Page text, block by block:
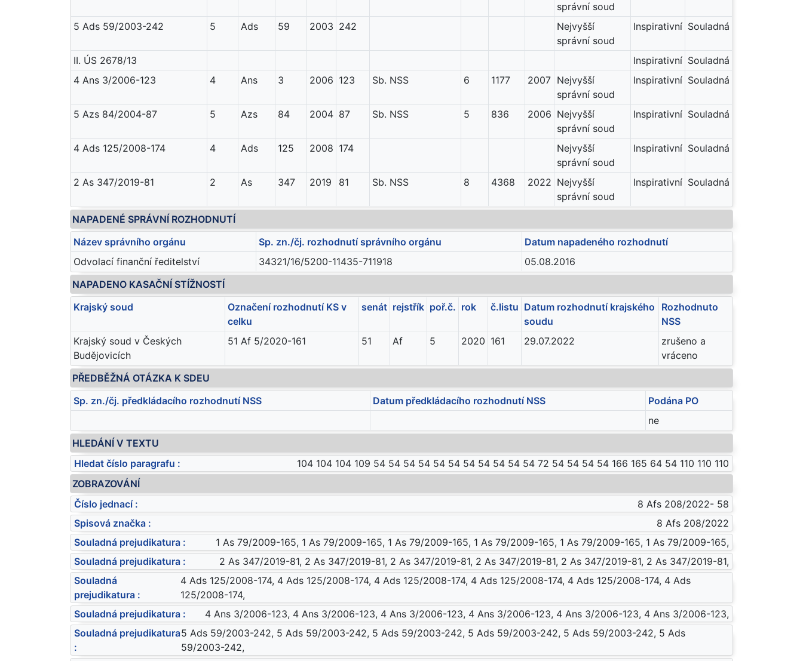
správní soud
5 Ads 59/2003-242 5 Ads 59 2003 242
Nejvyšší
správní soud
Inspirativní Souladná
II. ÚS 2678/13 Inspirativní Souladná
4 Ans 3/2006-123
4 Ans 3 2006 123 Sb. NSS 6 1177 2007 Nejvyšší
správní soud
Inspirativní Souladná
5 Azs 84/2004-87 5 Azs 84 2004 87 Sb. NSS 5 836 2006 Nejvyšší
správní soud
Inspirativní Souladná
4 Ads 125/2008-174 4 Ads 125 2008 174
Nejvyšší
správní soud
Inspirativní Souladná
2 As 347/2019-81 2 As 347 2019 81 Sb. NSS 8 4368 2022 Nejvyšší
správní soud
Inspirativní Souladná
NAPADENÉ SPRÁVNÍ ROZHODNUTÍ
Název správního orgánu
Sp. zn./čj. rozhodnutí správního orgánu
Datum napadeného rozhodnutí
Odvolací finanční ředitelství
34321/16/5200-11435-711918
05.08.2016
NAPADENO KASAČNÍ STÍŽNOSTÍ
Krajský soud
Označení rozhodnutí KS v
celku
senát rejstřík poř.č. rok č.listu Datum rozhodnutí krajského
soudu
Rozhodnuto
NSS
Krajský soud v Českých
Budějovicích
51 Af 5/2020-161 51 Af 5 2020 161 29.07.2022
zrušeno a
vráceno
PŘEDBĚŽNÁ OTÁZKA K SDEU
Sp. zn./čj. předkládacího rozhodnutí NSS
Datum předkládacího rozhodnutí NSS
Podána PO
ne
HLEDÁNÍ V TEXTU
Hledat číslo paragrafu :
104 104 104 109 54 54 54 54 54 54 54 54 54 54 54 72 54 54 54 54 166 165 64 54 110 110 110
ZOBRAZOVÁNÍ
Číslo jednací :
8 Afs 208/2022- 58
Spisová značka :
8 Afs 208/2022
Souladná prejudikatura :
1 As 79/2009-165, 1 As 79/2009-165, 1 As 79/2009-165, 1 As 79/2009-165, 1 As 79/2009-165, 1 As 79/2009-165,
Souladná prejudikatura :
2 As 347/2019-81, 2 As 347/2019-81, 2 As 347/2019-81, 2 As 347/2019-81, 2 As 347/2019-81, 2 As 347/2019-81,
Souladná
prejudikatura :
4 Ads 125/2008-174, 4 Ads 125/2008-174, 4 Ads 125/2008-174, 4 Ads 125/2008-174, 4 Ads 125/2008-174, 4 Ads
125/2008-174,
Souladná prejudikatura :
4 Ans 3/2006-123, 4 Ans 3/2006-123, 4 Ans 3/2006-123, 4 Ans 3/2006-123, 4 Ans 3/2006-123, 4 Ans 3/2006-123,
Souladná prejudikatura
:
5 Ads 59/2003-242, 5 Ads 59/2003-242, 5 Ads 59/2003-242, 5 Ads 59/2003-242, 5 Ads 59/2003-242, 5 Ads
59/2003-242,